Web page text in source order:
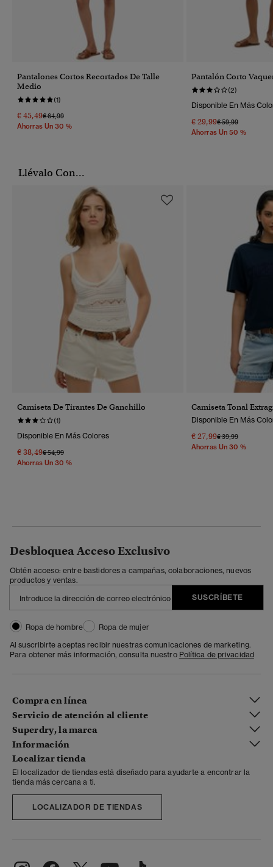
Pantalones Cortos Recortados De Talle
Medio
(1)
€ 45,49Precio Rebajado De
€ 64,99A
Ahorras Un 30 %
Pantalón Corto
(2)
Disponible En Más
€ 29,99Precio Rebajado
€ 59,99A
Ahorras Un 50 %
Llévalo Con...
Camiseta De Tirantes De Ganchillo
(1)
Disponible En Más Colores
€ 38,49Precio Rebajado De
€ 54,99A
Ahorras Un 30 %
Camiseta Tonal
Disponible En Más
€ 27,99Precio Rebajado
€ 39,99A
Ahorras Un 30 %
Desbloquea Acceso Exclusivo
Obtén acceso: entre bastidores a campañas, colaboraciones, nuevos
productos y ventas.
SUSCRÍBETE
Ropa de hombre
Ropa de mujer
Al suscribirte aceptas recibir nuestras comunicaciones de marketing.
Para obtener más información, consulta nuestro Política de privacidad
Compra en línea
Servicio de atención al cliente
Superdry, la marca
Información
Localizar tienda
El localizador de tiendas está diseñado para ayudarte a encontrar la
tienda más cercana a ti.
LOCALIZADOR DE TIENDAS